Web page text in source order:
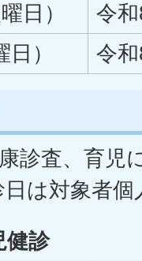
日）
令
）
令
診査、育児
は対象者
健診